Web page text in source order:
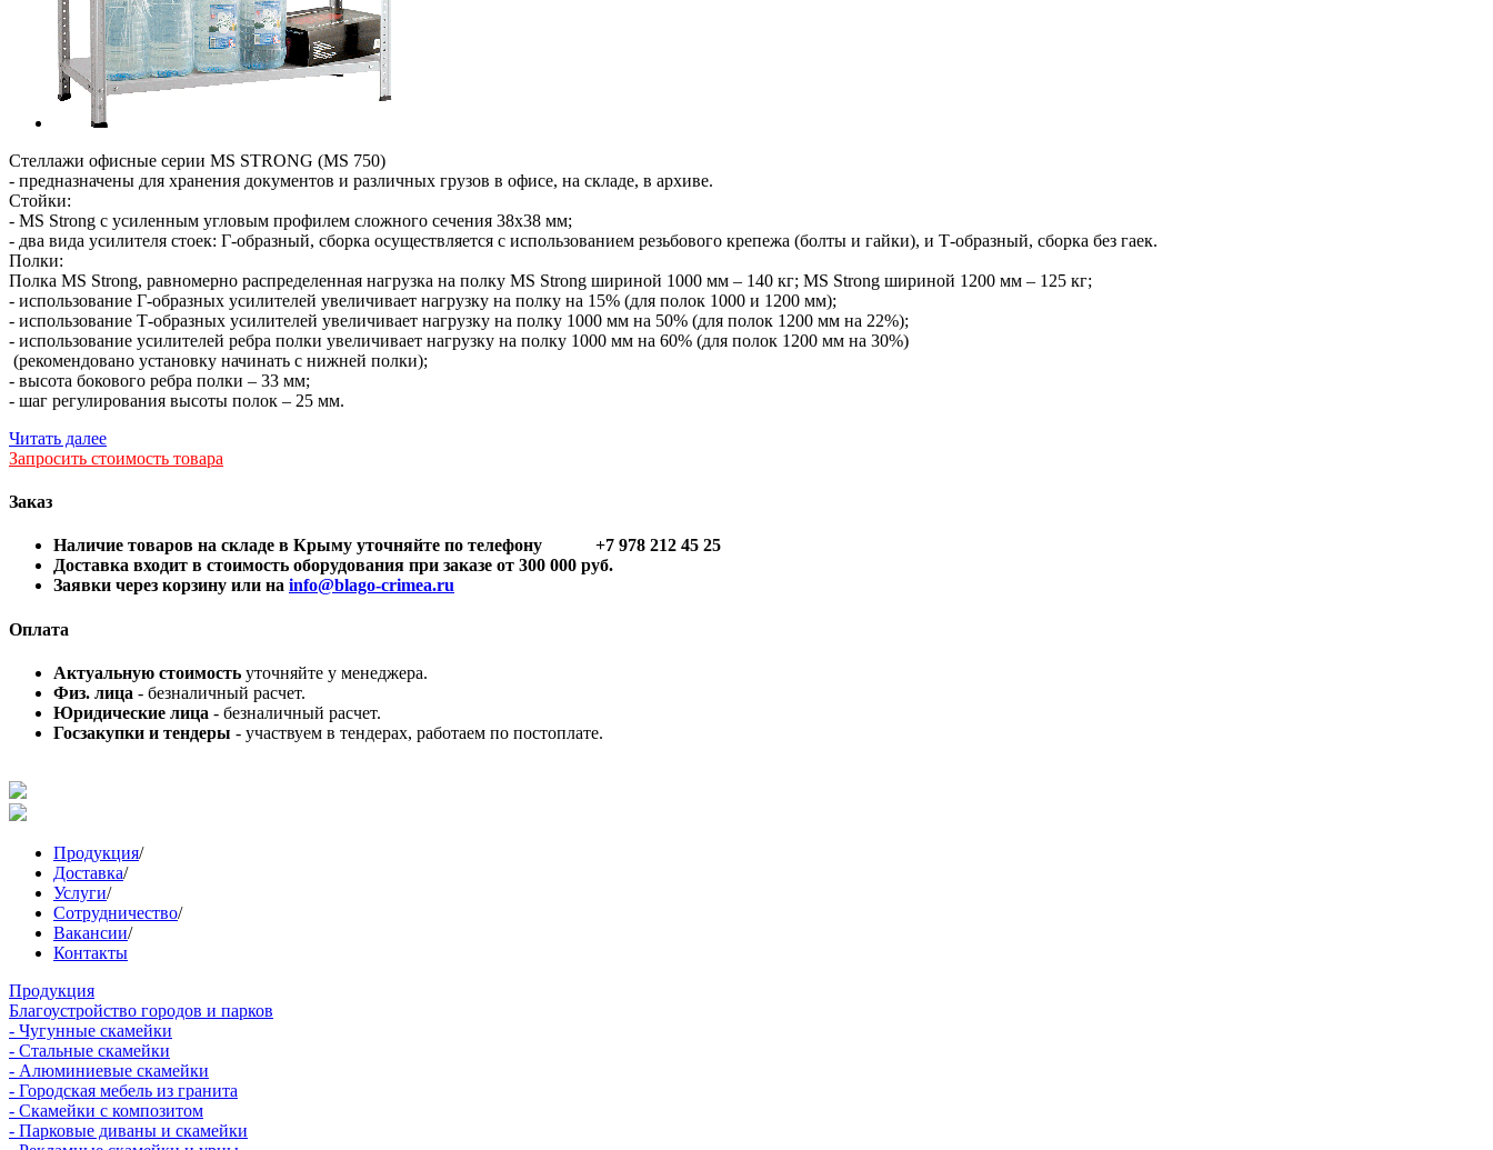
Стеллажи офисные серии MS STRONG (MS 750)
- предназначены для хранения документов и различных грузов в офисе, на складе, в архиве.
Стойки:
- MS Strong с усиленным угловым профилем сложного сечения 38х38 мм;
- два вида усилителя стоек: Г-образный, сборка осуществляется с использованием резьбового крепежа (болты и гайки), и Т-образный, сборка без гаек.
Полки:
Полка MS Strong, равномерно распределенная нагрузка на полку MS Strong шириной 1000 мм – 140 кг; MS Strong шириной 1200 мм – 125 кг;
- использование Г-образных усилителей увеличивает нагрузку на полку на 15% (для полок 1000 и 1200 мм);
- использование Т-образных усилителей увеличивает нагрузку на полку 1000 мм на 50% (для полок 1200 мм на 22%);
- использование усилителей ребра полки увеличивает нагрузку на полку 1000 мм на 60% (для полок 1200 мм на 30%)
(рекомендовано установку начинать с нижней полки);
- высота бокового ребра полки – 33 мм;
- шаг регулирования высоты полок – 25 мм.
Читать далее
Запросить стоимость товара
Заказ
Наличие товаров на складе в Крыму уточняйте по телефону +7 978 212 45 25
Доставка входит в стоимость оборудования при заказе от 300 000 руб.
Заявки через корзину или на info@blago-crimea.ru
Оплата
Актуальную стоимость уточняйте у менеджера.
Физ. лица - безналичный расчет.
Юридические лица - безналичный расчет.
Госзакупки и тендеры - участвуем в тендерах, работаем по постоплате.
Продукция/
Доставка/
Услуги/
Сотрудничество/
Вакансии/
Контакты
Продукция
Благоустройство городов и парков
- Чугунные скамейки
- Стальные скамейки
- Алюминиевые скамейки
- Городская мебель из гранита
- Скамейки с композитом
- Парковые диваны и скамейки